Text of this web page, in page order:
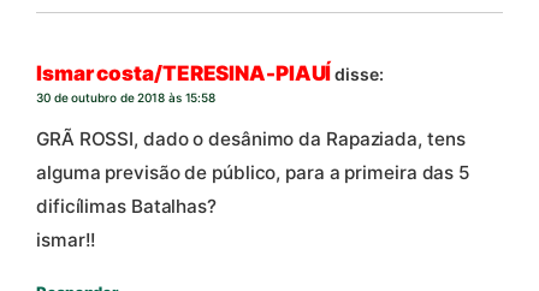
Ismar costa/TERESINA-PIAUÍdisse:
30 de outubro de 2018 às 15:58
GRÃ ROSSI, dado o desânimo da Rapaziada, tens
alguma previsão de público, para a primeira das 5
dificílimas Batalhas?
ismar!!